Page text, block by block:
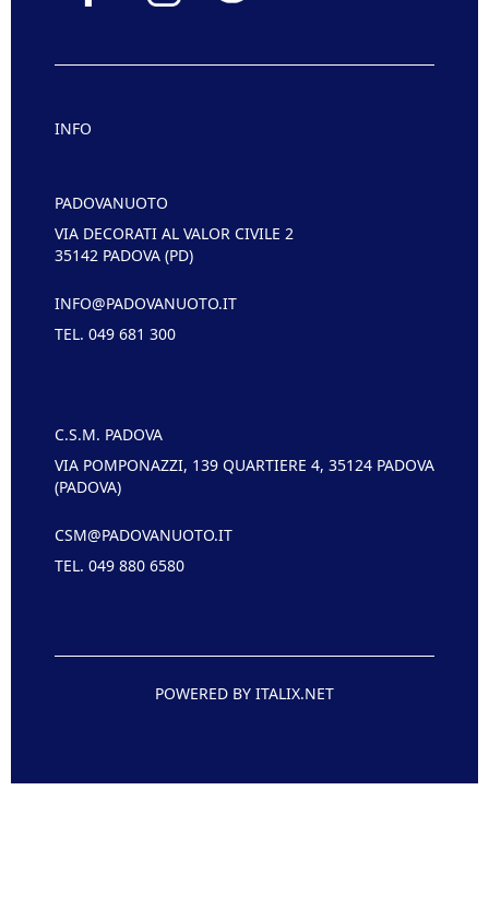
INFO
PADOVANUOTO
VIA DECORATI AL VALOR CIVILE 2
35142 PADOVA (PD)
INFO@PADOVANUOTO.IT
TEL. 049 681 300
C.S.M. PADOVA
VIA POMPONAZZI, 139 QUARTIERE 4, 35124 PADOVA
(PADOVA)
CSM@PADOVANUOTO.IT
TEL. 049 880 6580
POWERED BY ITALIX.NET